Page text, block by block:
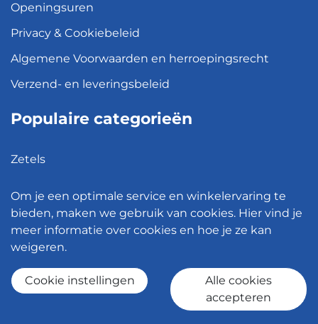
Openingsuren
Privacy & Cookiebeleid
Algemene Voorwaarden en herroepingsrecht
Verzend- en leveringsbeleid
Populaire categorieën
Zetels
Hanglampen
Bureaustoelen
© 2026 - Meubelen Jonckheere -
Om je een optimale service en winkelervaring te
bieden, maken we gebruik van cookies. Hier vind je
meer informatie over cookies en hoe je ze kan
weigeren.
Cookie instellingen
Alle cookies
accepteren